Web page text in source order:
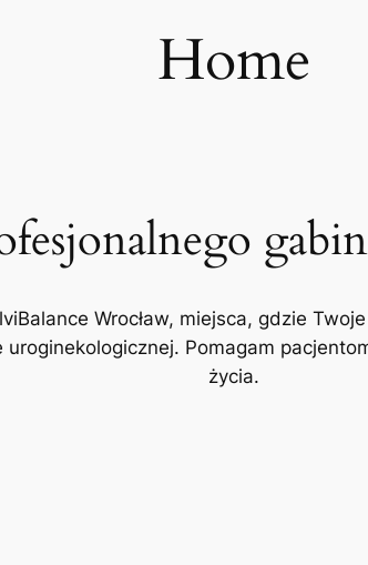
Home
Wrocław, miejsca, gdzie
Pomagam
życia.